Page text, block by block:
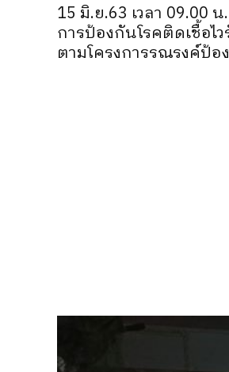
15 มิ.ย.63 เวลา 09.00
การป้องกันโรคติดเชื้อไ
ตามโครงการรณรงค์ป้อ